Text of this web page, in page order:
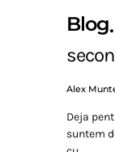
Blog
Alex
Deja
suntem